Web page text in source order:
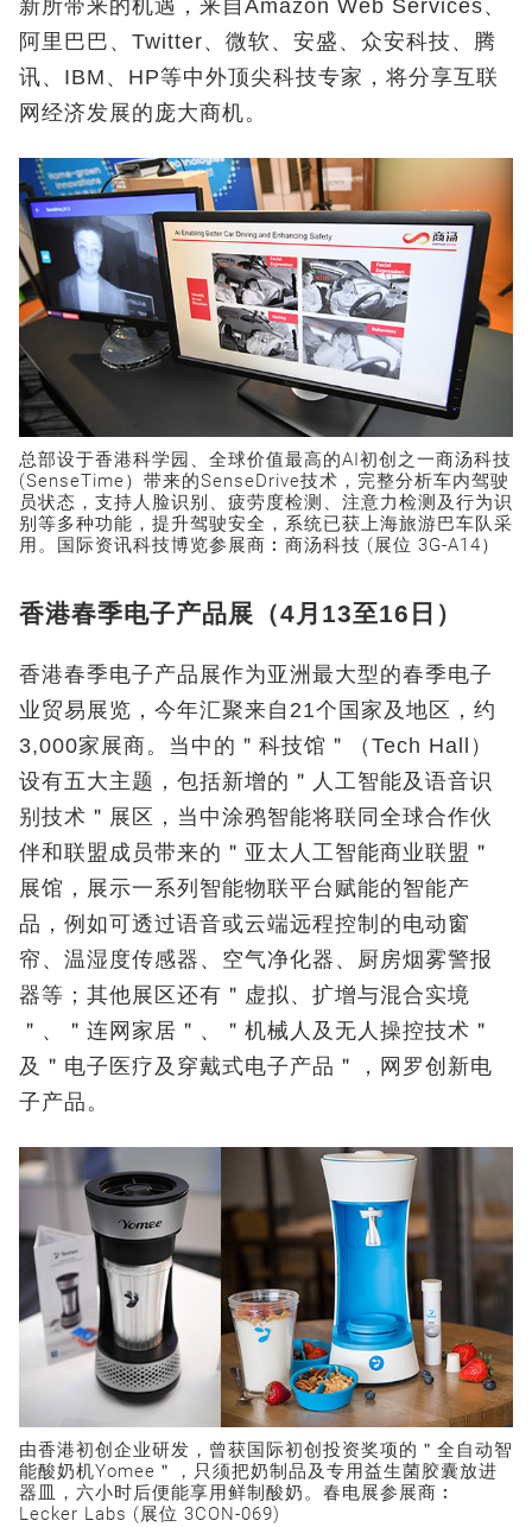
新所带来的机遇，来自Amazon Web Services、
阿里巴巴、Twitter、微软、安盛、众安科技、腾
讯、IBM、HP等中外顶尖科技专家，将分享互联
网经济发展的庞大商机。
总部设于香港科学园、全球价值最高的AI初创之一商汤科技
(SenseTime）带来的SenseDrive技术，完整分析车内驾驶
员状态，支持人脸识别、疲劳度检测、注意力检测及行为识
别等多种功能，提升驾驶安全，系统已获上海旅游巴车队采
用。国际资讯科技博览参展商︰商汤科技 (展位 3G-A14）
香港春季电子产品展（4月13至16日）
香港春季电子产品展作为亚洲最大型的春季电子
业贸易展览，今年汇聚来自21个国家及地区，约
3,000家展商。当中的＂科技馆＂（Tech Hall）
设有五大主题，包括新增的＂人工智能及语音识
别技术＂展区，当中涂鸦智能将联同全球合作伙
伴和联盟成员带来的＂亚太人工智能商业联盟＂
展馆，展示一系列智能物联平台赋能的智能产
品，例如可透过语音或云端远程控制的电动窗
帘、温湿度传感器、空气净化器、厨房烟雾警报
器等；其他展区还有＂虚拟、扩增与混合实境
＂、＂连网家居＂、＂机械人及无人操控技术＂
及＂电子医疗及穿戴式电子产品＂，网罗创新电
子产品。
由香港初创企业研发，曾获国际初创投资奖项的＂全自动智
能酸奶机Yomee＂，只须把奶制品及专用益生菌胶囊放进
器皿，六小时后便能享用鲜制酸奶。春电展参展商︰
Lecker Labs (展位 3CON-069)